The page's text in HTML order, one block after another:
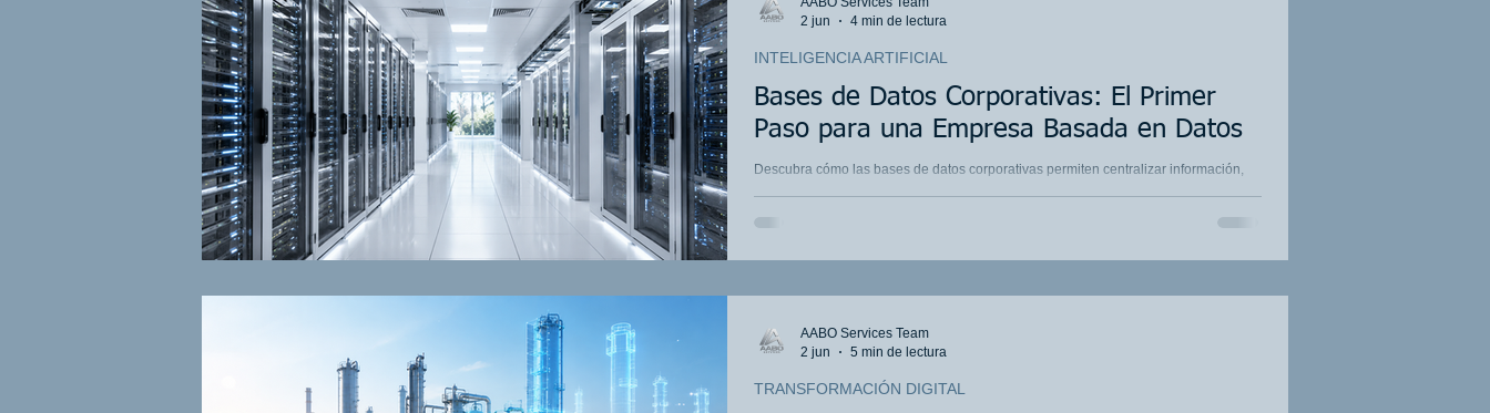
Bases de Datos Corporativas: El Primer
Paso para una Empresa Basada en Datos
Descubra cómo las bases de datos corporativas permiten centralizar información,
INTELIGENCIA ARTIFICIAL
2 jun
4 min de lectura
TRANSFORMACIÓN DIGITAL
AABO Services Team
2 jun
5 min de lectura